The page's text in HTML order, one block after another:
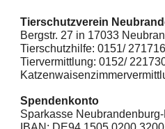
Tierschutzverein
Bergstr. 27 in 17033
Tierschutzhilfe: 0151/
Tiervermittlung: 0152/
Spendenkonto
Sparkasse